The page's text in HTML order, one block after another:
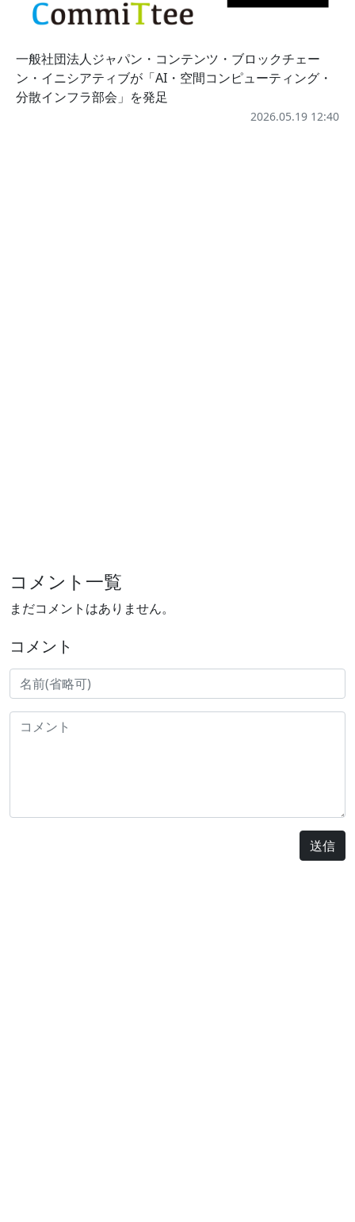
一般社団法人ジャパン・コンテンツ・ブロックチェー
ン・イニシアティブが「AI・空間コンピューティング・
分散インフラ部会」を発足
2026.05.19 12:40
コメント一覧
まだコメントはありません。
コメント
送信